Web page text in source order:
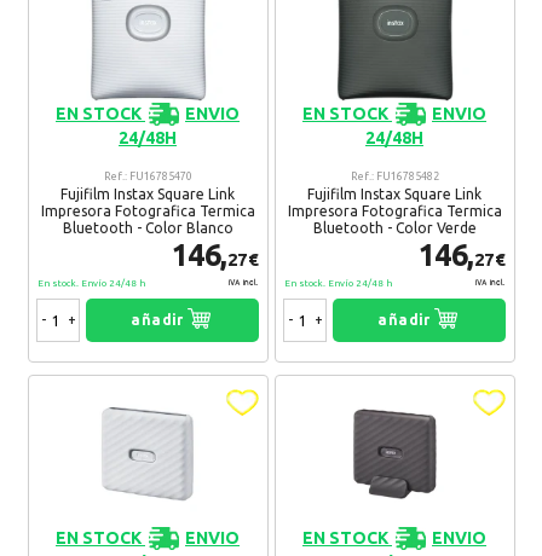
EN STOCK
ENVIO
24/48H
Ref.: FU16785470
Fujifilm Instax Square Link
Impresora Fotografica Termica
Bluetooth - Color Blanco
146,27€
IVA Incl.
En stock. Envío 24/48 h
- + añadir
EN STOCK
ENVIO
24/48H
Ref.: FU16785482
Fujifilm Instax Square Link
Impresora Fotografica Termica
Bluetooth - Color Verde
146,27€
IVA Incl.
En stock. Envío 24/48 h
- + añadir
EN STOCK
ENVIO
EN STOCK
ENVIO